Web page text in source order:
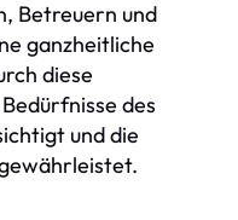
Betreuern und
ganzheitliche
diese
des
und die